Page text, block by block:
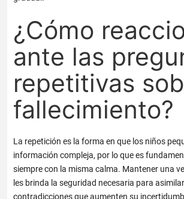
¿Cómo
ante las
repetitivas
fallecimiento?
La repetición es la forma en que los niños
información compleja, por lo que es
siempre con la misma calma. Mantener una
les brinda la seguridad necesaria para
contradicciones que aumenten su